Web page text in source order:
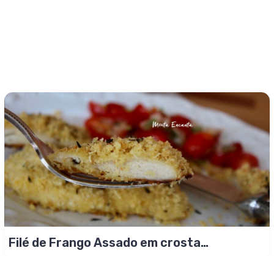
Filé de Frango Assado em crosta